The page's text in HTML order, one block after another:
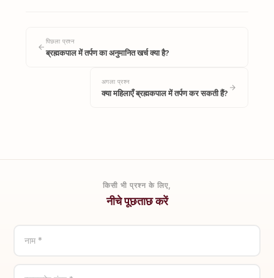
पिछला प्रश्न
ब्रह्मकपाल में तर्पण का अनुमानित खर्च क्या है?
अगला प्रश्न
क्या महिलाएँ ब्रह्मकपाल में तर्पण कर सकती हैं?
किसी भी प्रश्न के लिए,
नीचे पूछताछ करें
नाम *